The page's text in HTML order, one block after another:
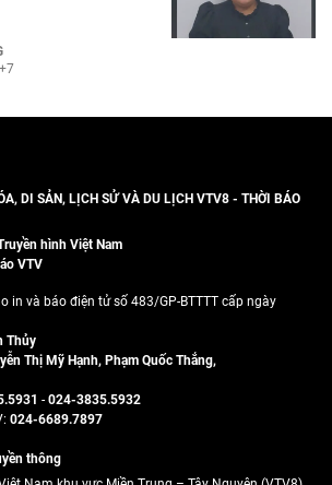
DI SẢN, LỊCH SỬ VÀ DU LỊCH VTV8 - THỜI BÁO
hình Việt Nam
VTV
in và báo điện tử số 483/GP-BTTTT cấp ngày
Thủy
Thị Mỹ Hạnh, Phạm Quốc Thắng,
- 024-3835.5932
024-6689.7897
thông